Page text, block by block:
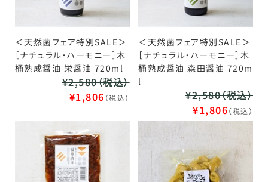
＜天然菌フェア特別SALE＞
［ナチュラル・ハーモニー］木
桶熟成醤油 栄醤油 720ml
¥2,580（税込）
¥1,806 （税込）
＜天然菌フェア特別SALE＞
［ナチュラル・ハーモニー］木
桶熟成醤油 森田醤油 720m
l
¥2,580（税込）
¥1,806（税込）